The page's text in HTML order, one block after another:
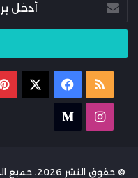
بريدك
الإلكتروني
ملخص
الموقع
فيسبوك
انستقرام
© حقوق النشر 2026، جميع الحقوق محفوظة |